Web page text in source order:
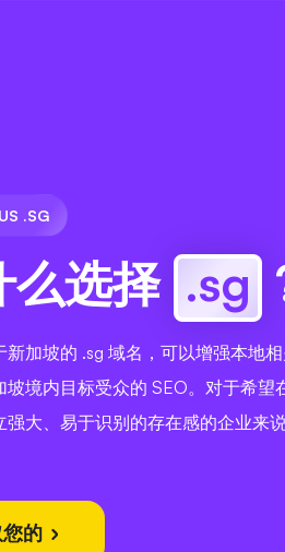
.SG
么选择 .sg
新加坡的 .sg 域名，可以增强本地
坡境内目标受众的 SEO。对于希望
强大、易于识别的存在感的企业来
的